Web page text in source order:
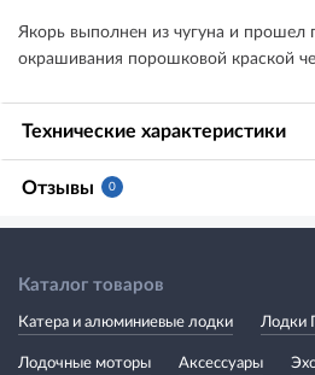
Якорь выполнен из чугуна и прошел
окрашивания порошковой краской
Технические характеристики
Отзывы 0
Каталог товаров
Катера и алюминиевые лодки Лодки
Лодочные моторы Аксессуары